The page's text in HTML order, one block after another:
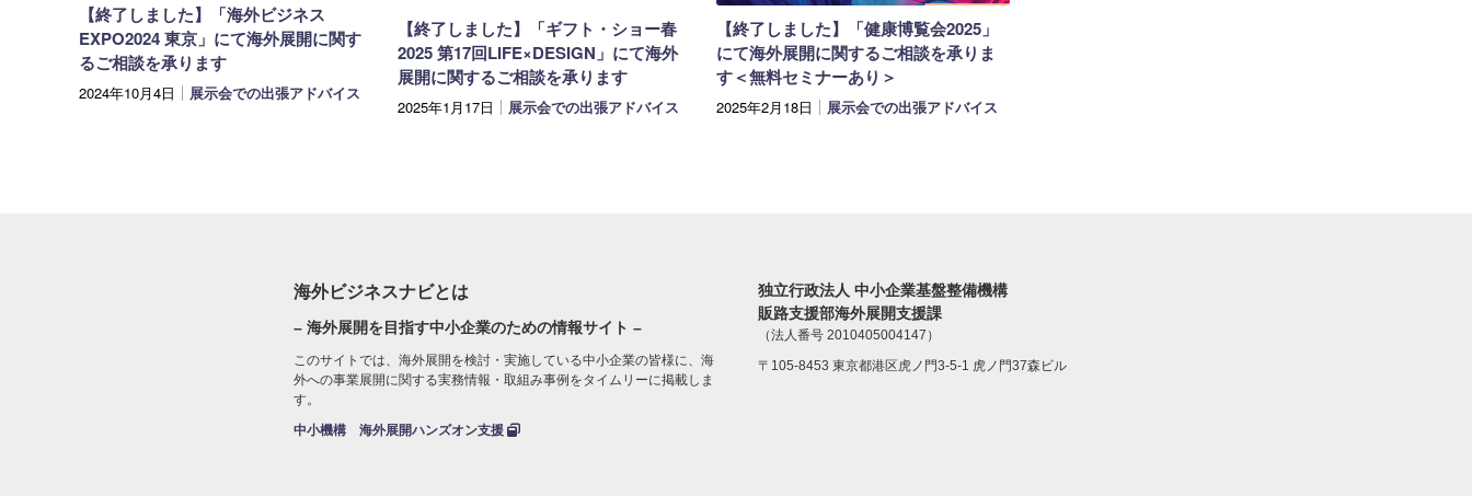
【終了しました】「海外ビジネス
EXPO2024 東京」にて海外展開に関す
るご相談を承ります
2024年10月4日 展示会での出張アドバイス
【終了しました】「ギフト・ショー春
2025 第17回LIFE×DESIGN」にて海外
展開に関するご相談を承ります
2025年1月17日 展示会での出張アドバイス
【終了しました】「健康博覧会2025」
にて海外展開に関するご相談を承りま
す＜無料セミナーあり＞
2025年2月18日 展示会での出張アドバイス
海外ビジネスナビとは
– 海外展開を目指す中小企業のための情報サイト –
このサイトでは、海外展開を検討・実施している中小企業の皆様に、海
外への事業展開に関する実務情報・取組み事例をタイムリーに掲載しま
す。
中小機構 海外展開ハンズオン支援
独立行政法人 中小企業基盤整備機構
販路支援部海外展開支援課
（法人番号 2010405004147）
〒105-8453 東京都港区虎ノ門3-5-1 虎ノ門37森ビル